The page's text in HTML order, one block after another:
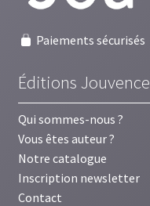
Paiements sécurisés
Éditions Jouvence
Qui sommes-nous ?
Vous êtes auteur ?
Notre catalogue
Inscription newsletter
Contact